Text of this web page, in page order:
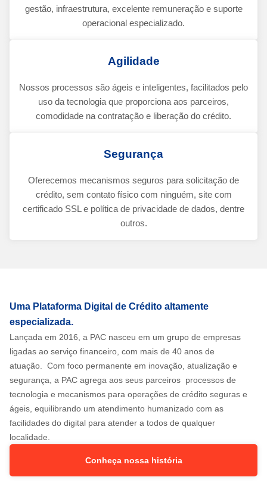
gestão, infraestrutura, excelente remuneração e suporte
operacional especializado.
Agilidade
Nossos processos são ágeis e inteligentes, facilitados pelo
uso da tecnologia que proporciona aos parceiros,
comodidade na contratação e liberação do crédito.
Segurança
Oferecemos mecanismos seguros para solicitação de
crédito, sem contato físico com ninguém, site com
certificado SSL e política de privacidade de dados, dentre
outros.
Uma Plataforma Digital de Crédito altamente
especializada.
Lançada em 2016, a PAC nasceu em um grupo de empresas
ligadas ao serviço financeiro, com mais de 40 anos de
atuação. Com foco permanente em inovação, atualização e
segurança, a PAC agrega aos seus parceiros processos de
tecnologia e mecanismos para operações de crédito seguras e
ágeis, equilibrando um atendimento humanizado com as
facilidades do digital para atender a todos de qualquer
localidade.
Conheça nossa história